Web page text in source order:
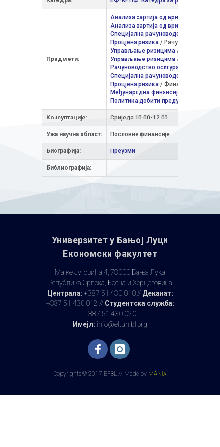
Предмети:
Анализа хартија од вриједности
Анализа хартија од вриједности
Специјална рачуноводства
Процјена ризика / Рачуноводство и
Управљање ризицима / Финансије и
Управљање ризицима / Актуарство /
Рачуноводство осигуравајућих
Специјална рачуноводства
Процјена ризика / Финансијско
Међународна финансијска тржишта
Политика добити предузећа
Консултације: Сриједа 10.00-12.00
Ужа научна облaст: Пословне финансије
Биографија: Преузми
Библиографија:
Универзитет у Бањoj Луци
Економски факултет
Мајке Југовића 4, 78000 Бања Лука
Република Српска, Босна и Херцеговина
Централа: +387 51 430 010 // Деканат:
+387 51 430 012 // Студентска служба:
+387 51 430 020
Имејл: info@ef.unibl.org
Copyrights © 2017 EFBL // Made by MANIA